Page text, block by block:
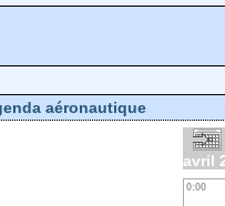
aéronautique
avril
0:00